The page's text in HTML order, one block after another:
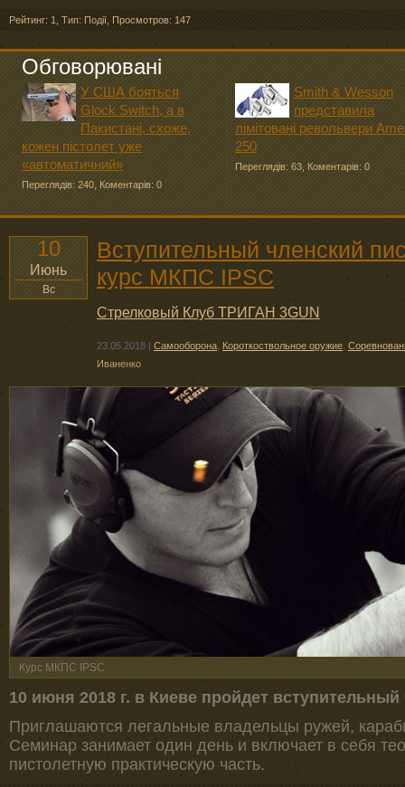
Рейтинг: 1, Тип: Події, Просмотров: 147
Обговорювані
У США бояться
Glock Switch, а в
Пакистані, схоже,
кожен пістолет уже
«автоматичний»
Переглядів: 240, Коментарів: 0
Smith & Wesson
представила
лімітовані револьвери
250
Переглядів: 63, Коментарів: 0
10
Июнь
Вс
Вступительный членский
курс МКПС IPSC
Стрелковый Клуб ТРИГАН 3GUN
23.05.2018 Самооборона, Короткоствольное оружие,
Иваненко
Курс МКПС IPSC
10 июня 2018 г. в Киеве пройдет
Приглашаются легальные владельцы ружей,
Семинар занимает один день и включает в себя
пистолетную практическую часть.